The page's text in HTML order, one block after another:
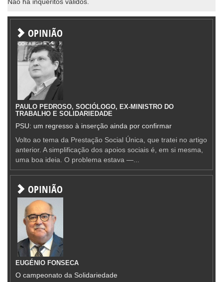
OPINIÃO
PAULO PEDROSO, SOCIÓLOGO, EX-MINISTRO DO
TRABALHO E SOLIDARIEDADE
PSU: um regresso à inserção ainda por confirmar
Volto ao tema da Prestação Social Única, que tratei no artigo
anterior. A simplificação dos apoios sociais é, em si mesma,
uma boa ideia. O problema estava —...
OPINIÃO
EUGÉNIO FONSECA
O campeonato da Solidariedade